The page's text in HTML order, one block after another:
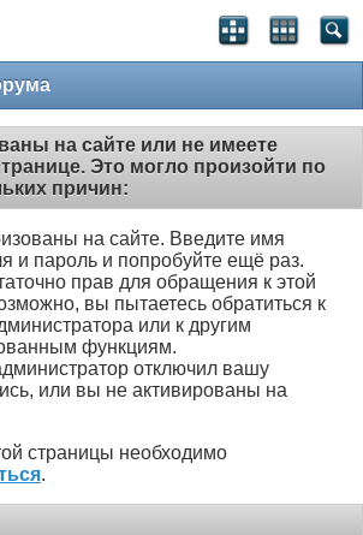
на сайте или не имеете
Это могло произойти по
причин:
на сайте. Введите имя
и пароль и попробуйте ещё раз.
прав для обращения к этой
вы пытаетесь обратиться к
или к другим
функциям.
отключил вашу
или вы не активированы на
страницы необходимо
.